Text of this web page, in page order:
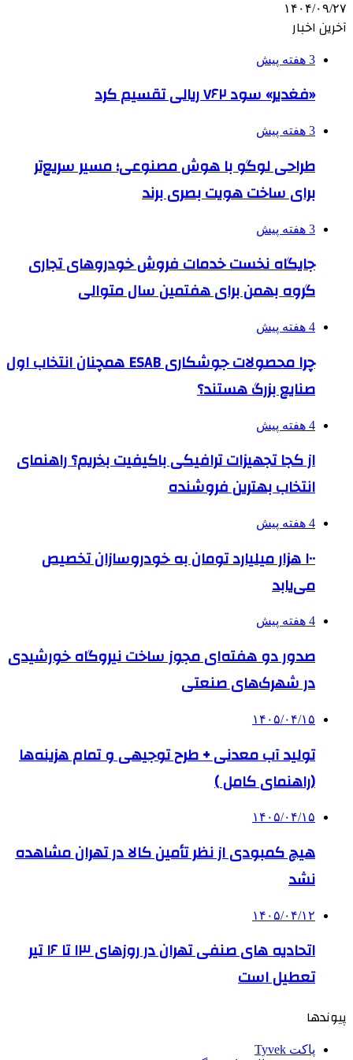
۱۴۰۴/۰۹/۲۷
آخرین اخبار
3 هفته پیش
«فغدیر» سود ۷۶۲ ریالی تقسیم کرد
3 هفته پیش
طراحی لوگو با هوش مصنوعی؛ مسیر سریع‌تر
برای ساخت هویت بصری برند
3 هفته پیش
جایگاه نخست خدمات فروش خودروهای تجاری
گروه بهمن برای هفتمین سال متوالی
4 هفته پیش
چرا محصولات جوشکاری ESAB همچنان انتخاب اول
صنایع بزرگ هستند؟
4 هفته پیش
از کجا تجهیزات ترافیکی باکیفیت بخریم؟ راهنمای
انتخاب بهترین فروشنده
4 هفته پیش
۱۰۰ هزار میلیارد تومان به خودروسازان تخصیص
می‌یابد
4 هفته پیش
صدور دو هفته‌ای مجوز ساخت نیروگاه خورشیدی
در شهرک‌های صنعتی
۱۴۰۵/۰۴/۱۵
تولید آب معدنی + طرح توجیهی و تمام هزینه‌ها
(راهنمای کامل )
۱۴۰۵/۰۴/۱۵
هیچ کمبودی از نظر تأمین کالا در تهران مشاهده
نشد
۱۴۰۵/۰۴/۱۲
اتحادیه های صنفی تهران در روزهای ۱۳ تا ۱۶ تیر
تعطیل است
پیوندها
پاکت Tyvek